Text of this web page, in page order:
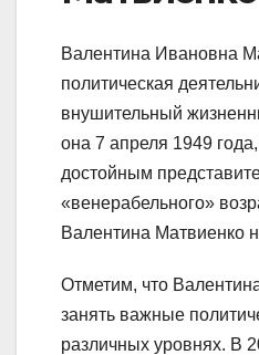
Валентина Ивановна
политическая
внушительный
она 7 апреля 1949
достойным
«венерабельного»
Валентина Матвиенко
Отметим, что
занять важные
различных уровнях. В